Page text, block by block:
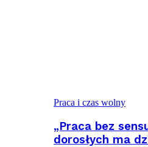
Praca i czas wolny
„Praca bez
dorosłych ma